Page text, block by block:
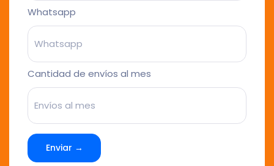
Whatsapp
Cantidad de envíos al mes
Enviar →